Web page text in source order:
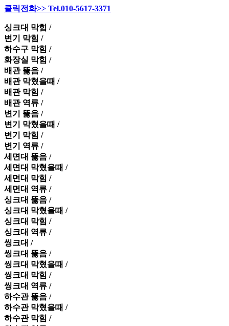
클릭전화>> Tel.010-5617-3371
싱크대 막힘 /
변기 막힘 /
하수구 막힘 /
화장실 막힘 /
배관 뚫음 /
배관 막혔을때 /
배관 막힘 /
배관 역류 /
변기 뚫음 /
변기 막혔을때 /
변기 막힘 /
변기 역류 /
세면대 뚫음 /
세면대 막혔을때 /
세면대 막힘 /
세면대 역류 /
싱크대 뚫음 /
싱크대 막혔을때 /
싱크대 막힘 /
싱크대 역류 /
씽크대 /
씽크대 뚫음 /
씽크대 막혔을때 /
씽크대 막힘 /
씽크대 역류 /
하수관 뚫음 /
하수관 막혔을때 /
하수관 막힘 /